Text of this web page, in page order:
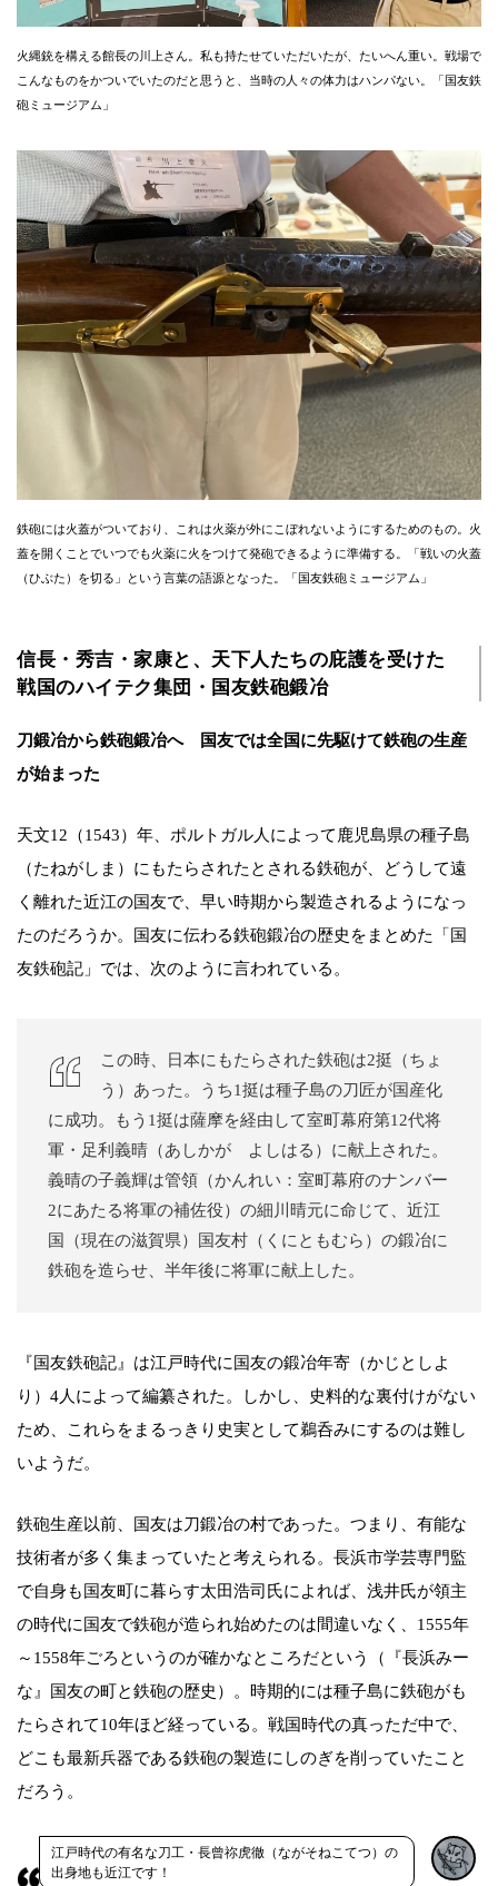
火縄銃を構える館長の川上さん。私も持たせていただいたが、たいへん重い。戦場で
こんなものをかついでいたのだと思うと、当時の人々の体力はハンパない。「国友鉄
砲ミュージアム」
鉄砲には火蓋がついており、これは火薬が外にこぼれないようにするためのもの。火
蓋を開くことでいつでも火薬に火をつけて発砲できるように準備する。「戦いの火蓋
（ひぶた）を切る」という言葉の語源となった。「国友鉄砲ミュージアム」
信長・秀吉・家康と、天下人たちの庇護を受けた
戦国のハイテク集団・国友鉄砲鍛冶
刀鍛冶から鉄砲鍛冶へ 国友では全国に先駆けて鉄砲の生産
が始まった
天文12（1543）年、ポルトガル人によって鹿児島県の種子島
（たねがしま）にもたらされたとされる鉄砲が、どうして遠
く離れた近江の国友で、早い時期から製造されるようになっ
たのだろうか。国友に伝わる鉄砲鍛冶の歴史をまとめた「国
友鉄砲記」では、次のように言われている。
この時、日本にもたらされた鉄砲は2挺（ちょ
う）あった。うち1挺は種子島の刀匠が国産化
に成功。もう1挺は薩摩を経由して室町幕府第12代将
軍・足利義晴（あしかが よしはる）に献上された。
義晴の子義輝は管領（かんれい：室町幕府のナンバー
2にあたる将軍の補佐役）の細川晴元に命じて、近江
国（現在の滋賀県）国友村（くにともむら）の鍛冶に
鉄砲を造らせ、半年後に将軍に献上した。
『国友鉄砲記』は江戸時代に国友の鍛冶年寄（かじとしよ
り）4人によって編纂された。しかし、史料的な裏付けがない
ため、これらをまるっきり史実として鵜呑みにするのは難し
いようだ。
鉄砲生産以前、国友は刀鍛冶の村であった。つまり、有能な
技術者が多く集まっていたと考えられる。長浜市学芸専門監
で自身も国友町に暮らす太田浩司氏によれば、浅井氏が領主
の時代に国友で鉄砲が造られ始めたのは間違いなく、1555年
～1558年ごろというのが確かなところだという（『長浜みー
な』国友の町と鉄砲の歴史）。時期的には種子島に鉄砲がも
たらされて10年ほど経っている。戦国時代の真っただ中で、
どこも最新兵器である鉄砲の製造にしのぎを削っていたこと
だろう。
江戸時代の有名な刀工・長曾祢虎徹（ながそねこてつ）の
出身地も近江です！